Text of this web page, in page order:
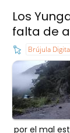
Los
falta de
Brújula
por el mal